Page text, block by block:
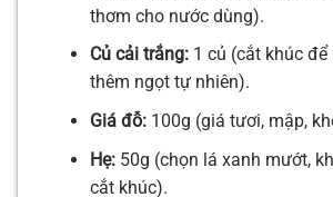
thơm cho nước dùng).
Củ cải trắng:1 củ (cắt khúc để
thêm ngọt tự nhiên).
Giá đỗ:100g (giá tươi, mập,
Hẹ:50g (chọn lá xanh mướt,
cắt khúc).